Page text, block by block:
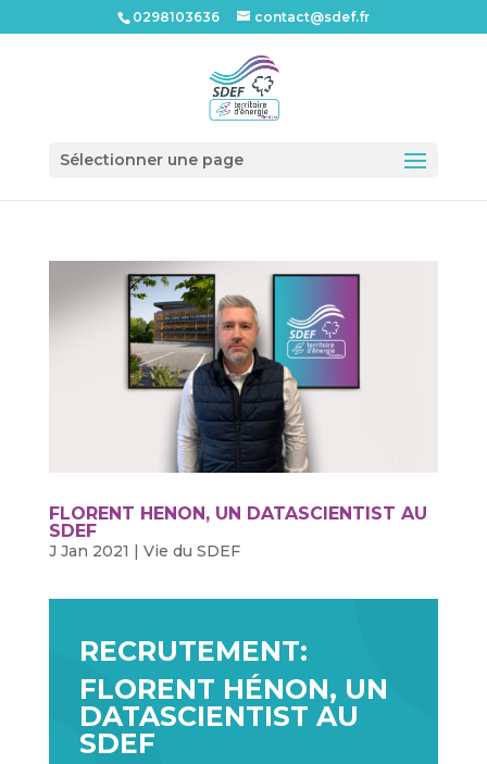
0298103636 contact@sdef.fr
Sélectionner une page
FLORENT HENON, UN DATASCIENTIST AU
SDEF
J Jan 2021 | Vie du SDEF
RECRUTEMENT:
FLORENT HÉNON, UN
DATASCIENTIST AU
SDEF